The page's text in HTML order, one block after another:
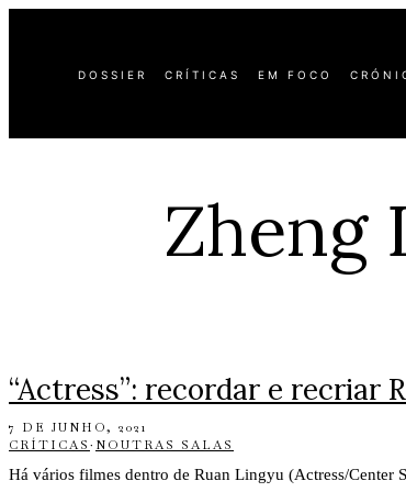
DOSSIER CRÍTICAS EM FOCO
Zheng
“Actress”: recordar e recriar
7 DE JUNHO, 2021
CRÍTICAS · NOUTRAS SALAS
Há vários filmes dentro de Ruan Lingyu (Actress/